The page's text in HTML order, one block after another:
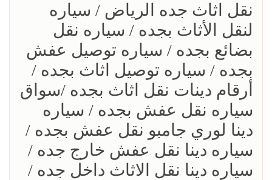
نقل اثاث جده الرياض / سياره
لنقل الأثاث بجده / سياره نقل
بضائع بجده / سياره توصيل عفش
بجده / سياره توصيل اثاث بجده /
أرقام دينات نقل اثاث بجده /سواق
سياره نقل عفش بجده / سياره
دينا لوري جامبو نقل عفش بجده /
سياره دينا نقل عفش خارج جده /
سياره دينا نقل الاثاث داخل جده /